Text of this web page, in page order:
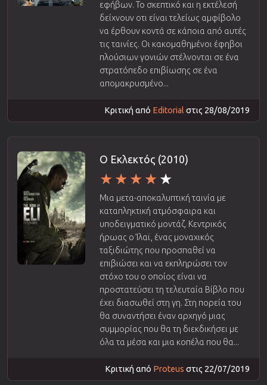
εφήβων. Το σκεπτικό και η εκτέλεσή
δείχνουν οτι είναι τελείως αμφίβολο
να έρθουν κοντά σε κάποια από αυτές
τις ταινίες. Οι κακομαθημένοι έφηβοι
πλούσιων γονιών στέλνονται σε ένα
στρατόπεδο επιβίωσης σε ένα
απομακρυσμένο...
Κριτική από Editorial στις 28/08/2019
Ο Εκλεκτός (2010)
Μια μετα-αποκαλυπτική ταινία με
καταπληκτική ατμόσφαιρα και
υποδειγματικό μοντάζ. Κεντρικός
ήρωας ο Ίλαϊ, ένας μοναχικός
ταξιδιώτης που προσπαθεί να
επιβιώσει και να εκπληρώσει τον
στόχο του ο οποίος είναι να
προστατεύσει τη τελευταία Βίβλο που
έχει διασωθεί στη γη. Στη πορεία του
θα συναντήσει έναν αρχηγό μιας
συμμορίας που θα τη διεκδικήσει με
όλα τα μέσα και μια κοπέλα που θα...
Κριτική από Proteus στις 22/07/2019